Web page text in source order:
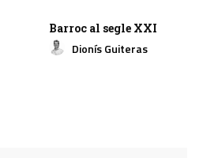
Barroc al segle XXI
Dionís Guiteras